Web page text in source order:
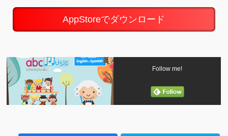
AppStoreでダウンロード
Follow me!